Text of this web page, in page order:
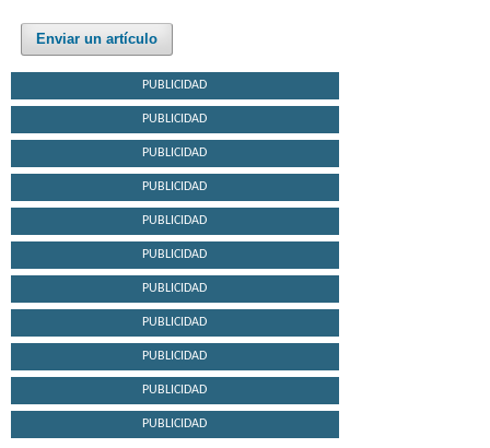
Enviar un artículo
PUBLICIDAD
PUBLICIDAD
PUBLICIDAD
PUBLICIDAD
PUBLICIDAD
PUBLICIDAD
PUBLICIDAD
PUBLICIDAD
PUBLICIDAD
PUBLICIDAD
PUBLICIDAD